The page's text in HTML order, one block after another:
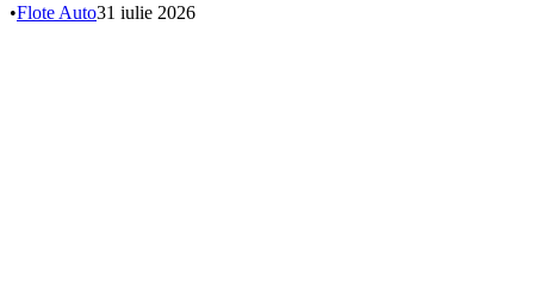
•Flote Auto31 iulie 2026